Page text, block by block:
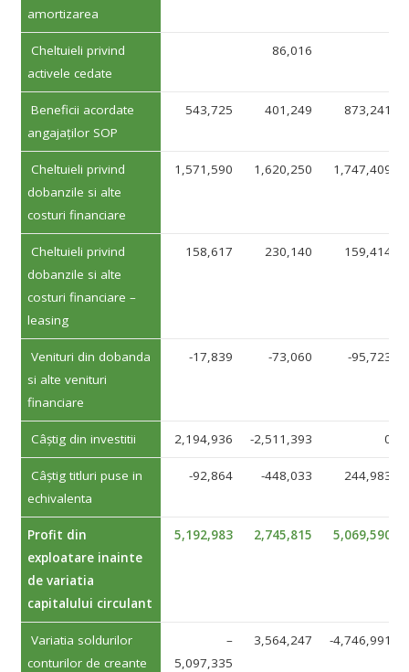
amortizarea
Cheltuieli privind
activele cedate
86,016
Beneficii acordate
angajaților SOP
543,725 401,249 873,241
Cheltuieli privind
dobanzile si alte
costuri financiare
1,571,590 1,620,250 1,747,409
Cheltuieli privind
dobanzile si alte
costuri financiare –
leasing
158,617 230,140 159,414
Venituri din dobanda
si alte venituri
financiare
-17,839 -73,060 -95,723
Câștig din investitii 2,194,936 -2,511,393 0
Câștig titluri puse in
echivalenta
-92,864 -448,033 244,983
Profit din
exploatare inainte
de variatia
capitalului circulant
5,192,983 2,745,815 5,069,590
Variatia soldurilor
conturilor de creante
–
5,097,335
3,564,247 -4,746,991